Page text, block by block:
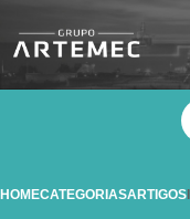
HOMECATEGORIASARTIGOS